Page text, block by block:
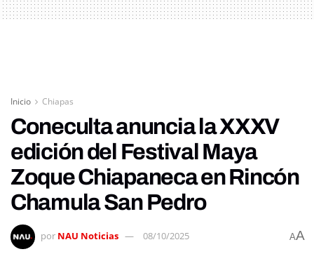
Inicio Chiapas
Coneculta anuncia la XXXV
edición del Festival Maya
Zoque Chiapaneca en Rincón
Chamula San Pedro
por NAU Noticias 08/10/2025 AA